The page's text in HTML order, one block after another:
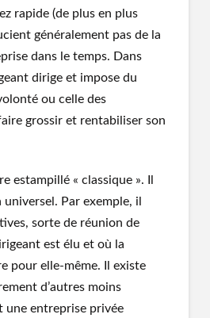
rapide (de plus en plus
généralement pas de la
dans le temps. Dans
dirige et impose du
ou celle des
grossir et rentabiliser son
estampillé « classique ». Il
universel. Par exemple, il
sorte de réunion de
est élu et où la
pour elle-même. Il existe
d’autres moins
une entreprise privée